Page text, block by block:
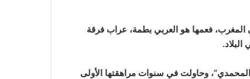
1991، لعائلة فنية عريقة في المغرب، فعمها هو العربي بطمة، عراب فرقة
المحمدي”، وحاولت في سنوات مراهقتها الأولى